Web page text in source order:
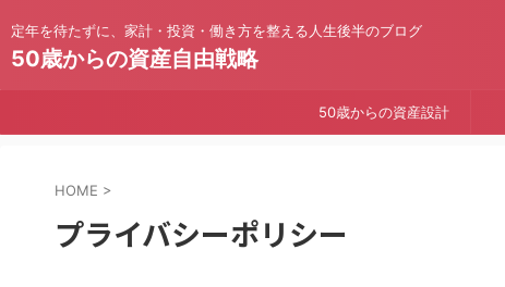
定年を待たずに、家計・投資・働き方を整える人生後半のブログ
50歳からの資産自由戦略
50歳からの資産設計
HOME >
プライバシーポリシー